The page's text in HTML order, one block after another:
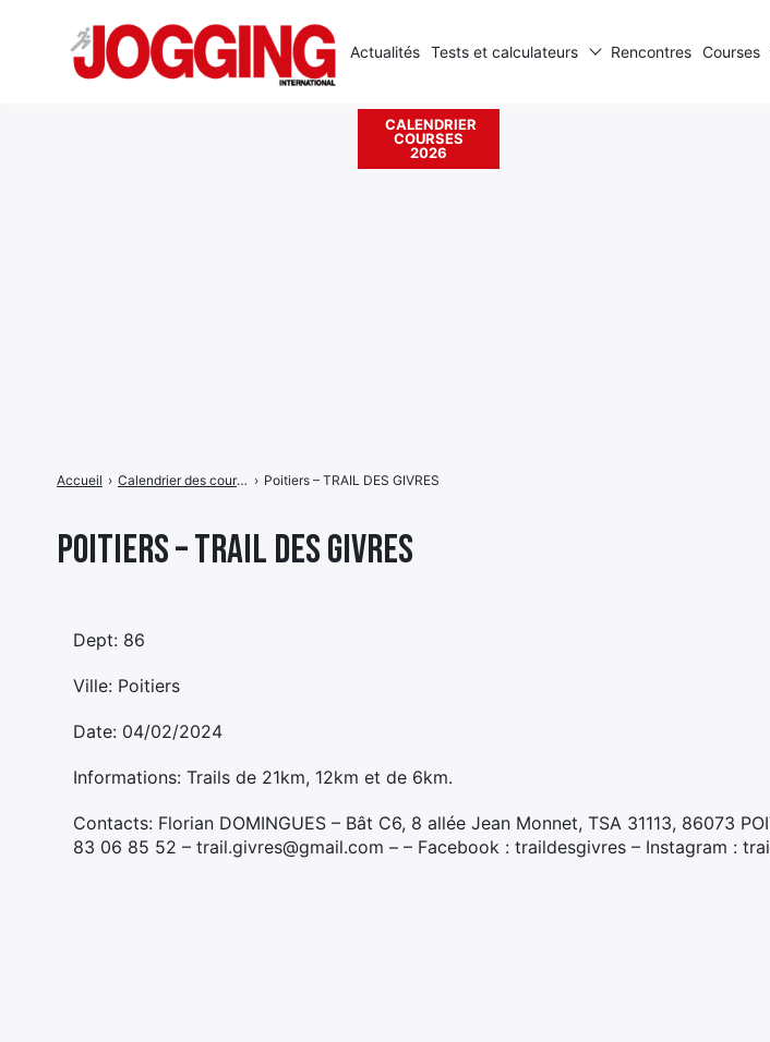
Poitiers – TRAIL DES GIVRES
Accueil › Calendrier des courses › Poitiers – TRAIL DES GIVRES
Dept: 86
Ville: Poitiers
Date: 04/02/2024
Informations: Trails de 21km, 12km et de 6km.
Contacts: Florian DOMINGUES – Bât C6, 8 allée Jean Monnet, TSA 31113, 86073
83 06 85 52 – trail.givres@gmail.com – – Facebook : traildesgivres – Instagram :
Actualités Tests et calculateurs Rencontres Courses
CALENDRIER
COURSES
2026
Rechercher